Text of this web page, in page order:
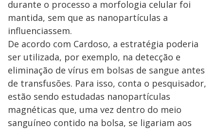
durante o processo a morfologia celular foi
mantida, sem que as nanopartículas a
influenciassem.
De acordo com Cardoso, a estratégia poderia
ser utilizada, por exemplo, na detecção e
eliminação de vírus em bolsas de sangue antes
de transfusões. Para isso, conta o pesquisador,
estão sendo estudadas nanopartículas
magnéticas que, uma vez dentro do meio
sanguíneo contido na bolsa, se ligariam aos